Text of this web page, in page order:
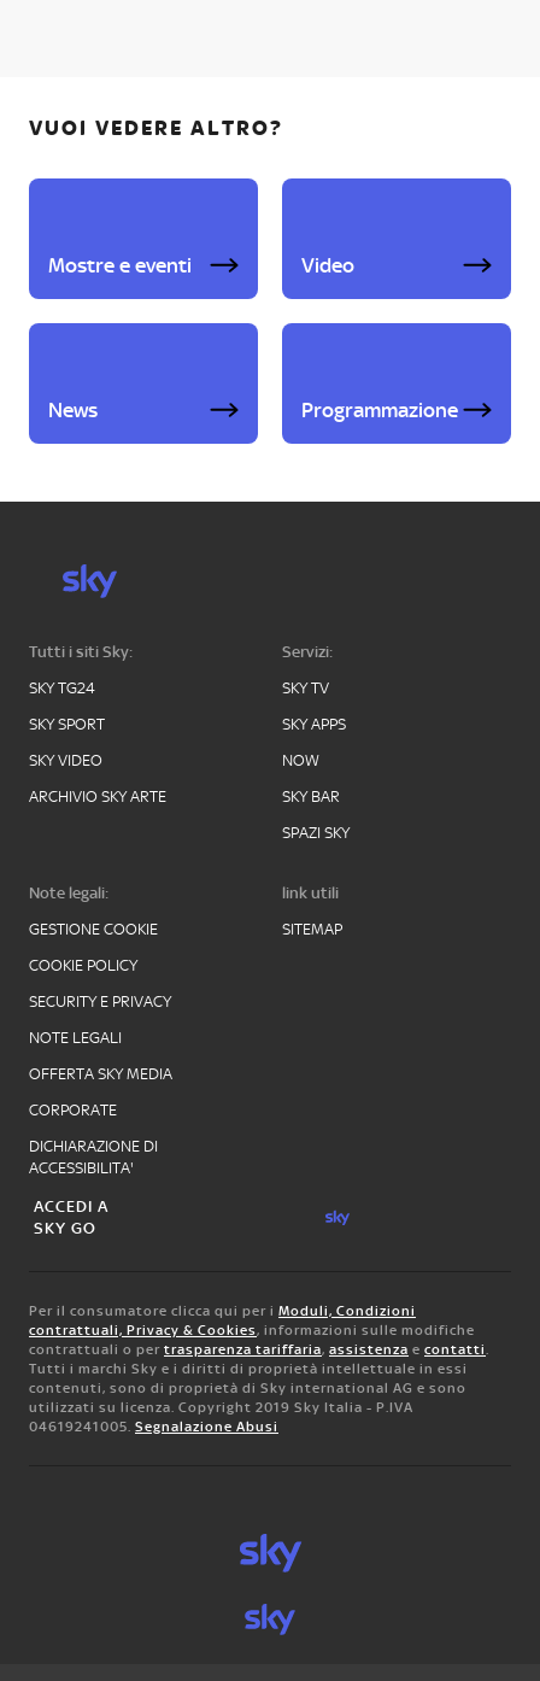
VUOI VEDERE ALTRO?
Mostre e eventi Video
News Programmazione
Tutti i siti Sky:
SKY TG24
SKY SPORT
SKY VIDEO
ARCHIVIO SKY ARTE
Servizi:
SKY TV
SKY APPS
NOW
SKY BAR
SPAZI SKY
Note legali:
GESTIONE COOKIE
COOKIE POLICY
SECURITY E PRIVACY
NOTE LEGALI
OFFERTA SKY MEDIA
CORPORATE
DICHIARAZIONE DI
ACCESSIBILITA'
link utili
SITEMAP
ACCEDI A
SKY GO
Per il consumatore clicca qui per i Moduli, Condizioni
contrattuali, Privacy & Cookies, informazioni sulle modifiche
contrattuali o per trasparenza tariffaria, assistenza e contatti.
Tutti i marchi Sky e i diritti di proprietà intellettuale in essi
contenuti, sono di proprietà di Sky international AG e sono
utilizzati su licenza. Copyright 2019 Sky Italia - P.IVA
04619241005. Segnalazione Abusi